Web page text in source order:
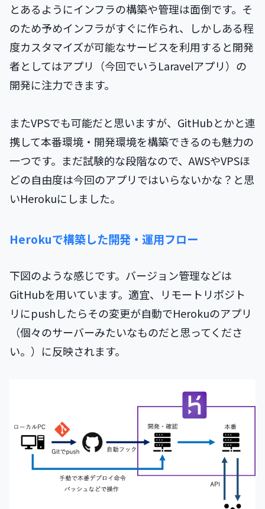
とあるようにインフラの構築や管理は面倒です。そ
のため予めインフラがすぐに作られ、しかしある程
度カスタマイズが可能なサービスを利用すると開発
者としてはアプリ（今回でいうLaravelアプリ）の
開発に注力できます。
またVPSでも可能だと思いますが、GitHubとかと連
携して本番環境・開発環境を構築できるのも魅力の
一つです。まだ試験的な段階なので、AWSやVPSほ
どの自由度は今回のアプリではいらないかな？と思
いHerokuにしました。
Herokuで構築した開発・運用フロー
下図のような感じです。バージョン管理などは
GitHubを用いています。適宜、リモートリポジト
リにpushしたらその変更が自動でHerokuのアプリ
（個々のサーバーみたいなものだと思ってくださ
い。）に反映されます。